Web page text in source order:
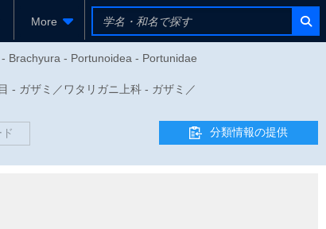
More
Brachyura - Portunoidea - Portunidae
- ガザミ／ワタリガニ上科 - ガザミ／
分類情報の提供